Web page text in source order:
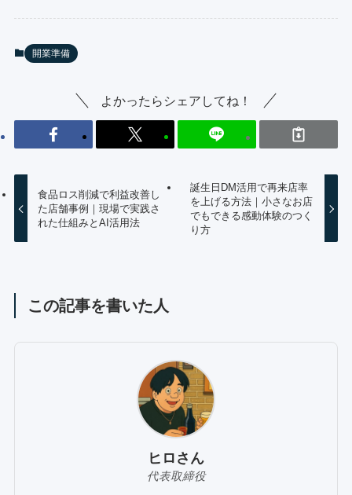
開業準備
よかったらシェアしてね！
食品ロス削減で利益改善し
た店舗事例｜現場で実践さ
れた仕組みとAI活用法
誕生日DM活用で再来店率
を上げる方法｜小さなお店
でもできる感動体験のつく
り方
この記事を書いた人
ヒロさん
代表取締役